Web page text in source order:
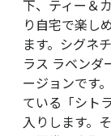
下、ティー＆
り自宅で楽し
ます。シグネ
ラス ラベンダ
ージョンです
ている「シト
入りします。